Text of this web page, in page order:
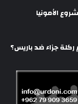
الأمونيا
جزاء ضد باريس؟